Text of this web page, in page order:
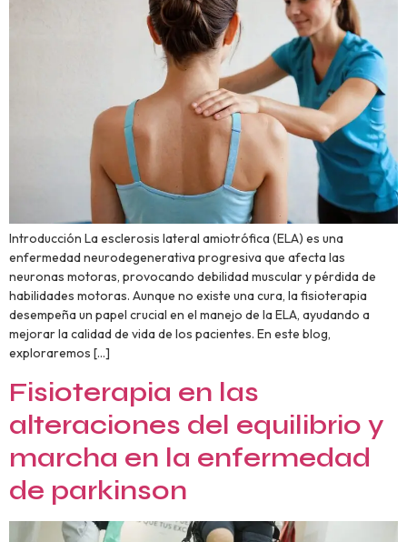
Introducción La esclerosis lateral amiotrófica (ELA) es una
enfermedad neurodegenerativa progresiva que afecta las
neuronas motoras, provocando debilidad muscular y pérdida de
habilidades motoras. Aunque no existe una cura, la fisioterapia
desempeña un papel crucial en el manejo de la ELA, ayudando a
mejorar la calidad de vida de los pacientes. En este blog,
exploraremos […]
Fisioterapia en las
alteraciones del equilibrio y
marcha en la enfermedad
de parkinson